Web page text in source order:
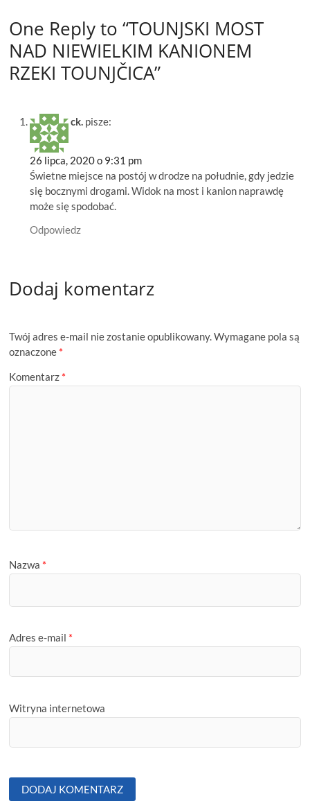
One Reply to “TOUNJSKI MOST
NAD NIEWIELKIM KANIONEM
RZEKI TOUNJČICA”
ck. pisze:
26 lipca, 2020 o 9:31 pm
Świetne miejsce na postój w drodze na południe, gdy jedzie
się bocznymi drogami. Widok na most i kanion naprawdę
może się spodobać.
Odpowiedz
Dodaj komentarz
Twój adres e-mail nie zostanie opublikowany.Wymagane pola są
oznaczone *
Komentarz *
Nazwa *
Adres e-mail *
Witryna internetowa